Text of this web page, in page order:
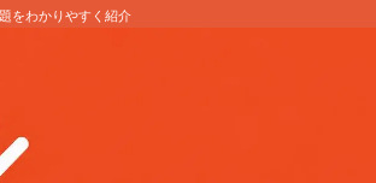
をわかりやすく紹介